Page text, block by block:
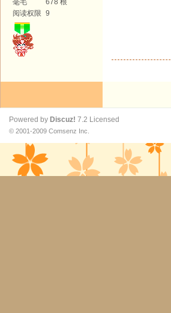
阅读权限 9
Powered by Discuz! 7.2 Licensed
© 2001-2009 Comsenz Inc.